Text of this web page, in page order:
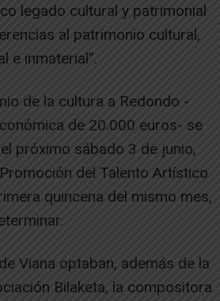
legado cultural y patrimonial
al patrimonio cultural,
e inmaterial”.
de la cultura a Redondo -
de 20.000 euros- se
próximo sábado 3 de junio,
del Talento Artístico
quincena del mismo mes,
Viana optaban, además de la
Bilaketa, la compositora